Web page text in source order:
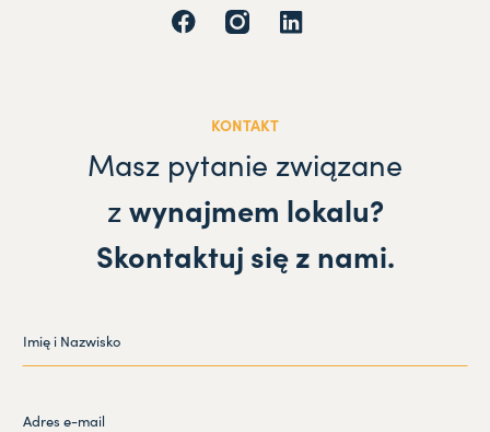
KONTAKT
Masz pytanie związane
zwynajmem lokalu?
Skontaktuj się z nami.